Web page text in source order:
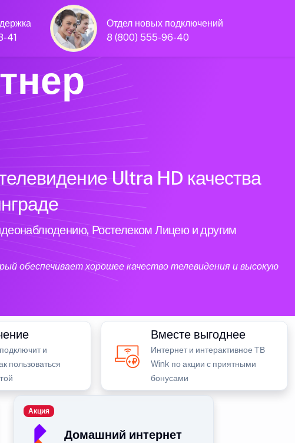
41
Отдел новых подключений
8 (800) 555-96-40
Ultra HD качества
Ростелеком Лицею и другим
обеспечивает хорошее качество телевидения и высокую
и
пользоваться
Вместе выгоднее
Интернет и интерактивное ТВ
Wink по акции с приятными
бонусами
Домашний интернет
Акция